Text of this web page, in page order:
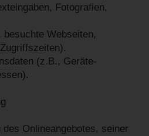
Fotografien,
Webseiten,
(z.B., Geräte-
Onlineangebotes, seiner